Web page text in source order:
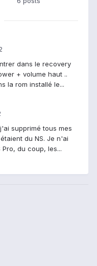
dans le recovery
+ volume haut ..
la rom installé le...
supprimé tous mes
du NS. Je n'ai
du coup, les...